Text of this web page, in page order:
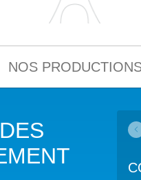
SUR LA NATURE
NOS